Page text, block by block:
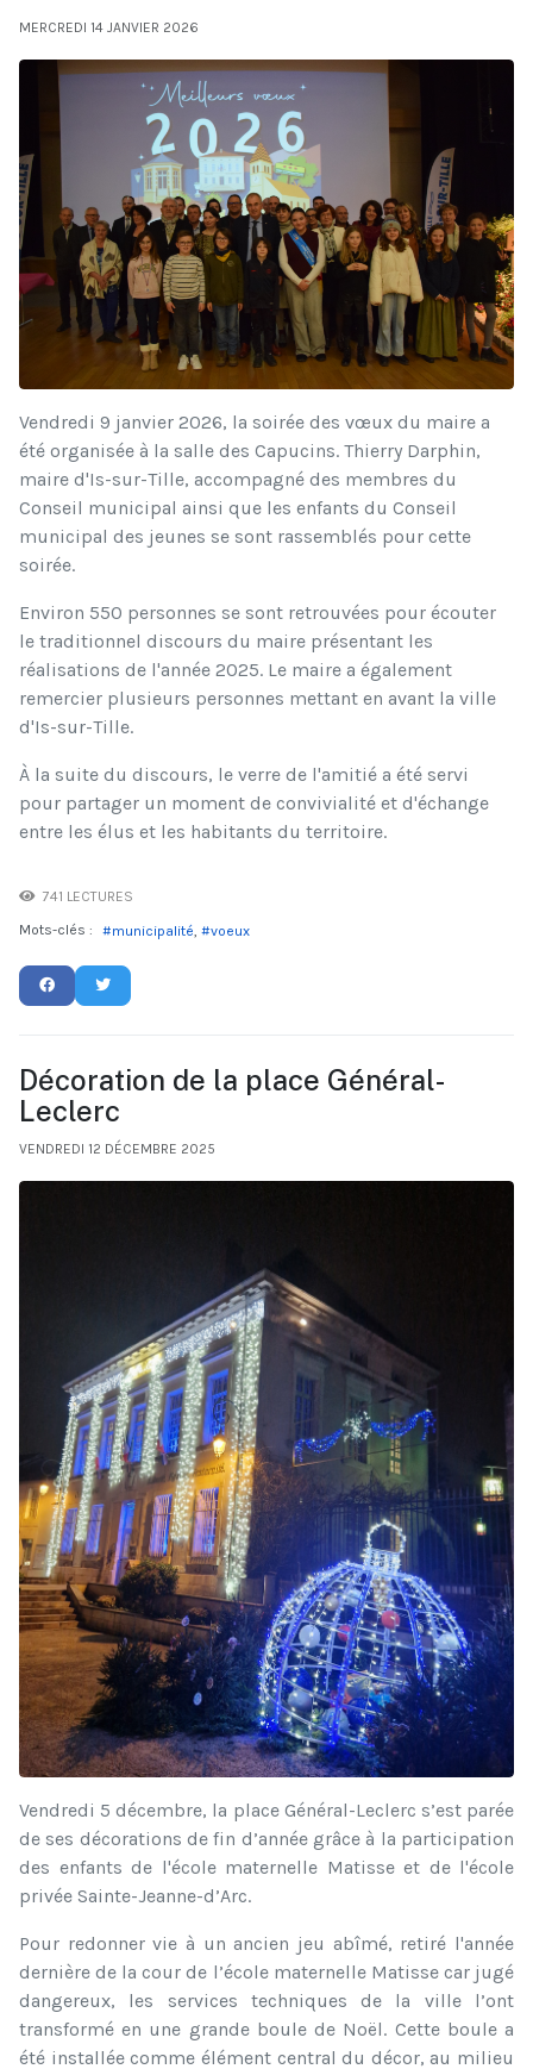
MERCREDI 14 JANVIER 2026
Vendredi 9 janvier 2026, la soirée des vœux du maire a
été organisée à la salle des Capucins. Thierry Darphin,
maire d'Is-sur-Tille, accompagné des membres du
Conseil municipal ainsi que les enfants du Conseil
municipal des jeunes se sont rassemblés pour cette
soirée.
Environ 550 personnes se sont retrouvées pour écouter
le traditionnel discours du maire présentant les
réalisations de l'année 2025. Le maire a également
remercier plusieurs personnes mettant en avant la ville
d'Is-sur-Tille.
À la suite du discours, le verre de l'amitié a été servi
pour partager un moment de convivialité et d'échange
entre les élus et les habitants du territoire.
741 LECTURES
Mots-clés :
municipalité voeux
Décoration de la place Général-
Leclerc
VENDREDI 12 DÉCEMBRE 2025
Vendredi 5 décembre, la place Général-Leclerc s’est parée
de ses décorations de fin d’année grâce à la participation
des enfants de l'école maternelle Matisse et de l'école
privée Sainte-Jeanne-d’Arc.
Pour redonner vie à un ancien jeu abîmé, retiré l'année
dernière de la cour de l’école maternelle Matisse car jugé
dangereux, les services techniques de la ville l’ont
transformé en une grande boule de Noël. Cette boule a
été installée comme élément central du décor, au milieu